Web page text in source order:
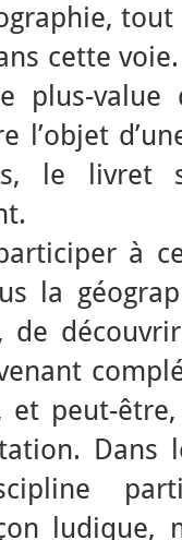
cette
plus-value
l’objet
le livret
à
la
de
et peut-
Dans
ludique,